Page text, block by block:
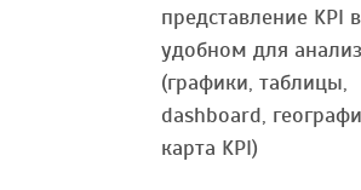
представление KPI в
удобном для
(графики, таблицы,
dashboard,
карта KPI)